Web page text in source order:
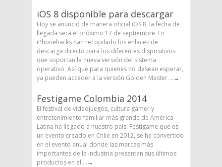
iOS 8 disponible para descargar
Hoy se anunció de manera oficial iOS 8, la fecha de
llegada será el próximo 17 de septiembre. En
iPhonehacks han recopilado los enlaces de
descarga directo para los diferentes dispositivos
que soportan la nueva versión del sistema
operativo. Así que para quienes no desean esperar,
ya pueden acceder a la versión Golden Master ...→
Festigame Colombia 2014
El festival de videojuegos, cultura gamer y
entretenimiento familiar más grande de América
Latina ha llegado a nuestro país. Festigame que es
un evento creado en Chile en 2012, se ha convertido
en el evento anual donde las marcas más
importantes de la industria presentan sus últimos
productos en el ...→